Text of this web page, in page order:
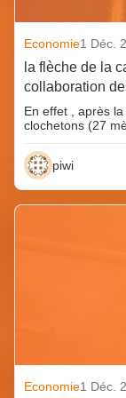
Economie1 Déc.
la flèche de la
collaboration
En effet , après
clochetons (27
piwi
Economie1 Déc.